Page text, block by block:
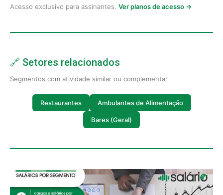
Acesso exclusivo para assinantes. Ver planos de acesso →
🔗 Setores relacionados
Segmentos com atividade similar ou complementar
Restaurantes Ambulantes de Alimentação
Bares (Geral)